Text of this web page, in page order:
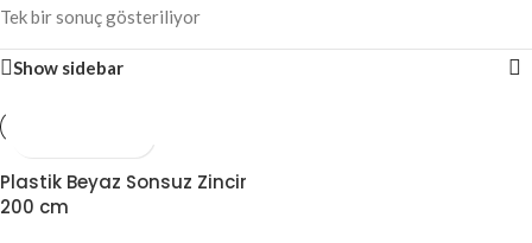
Tek bir sonuç gösteriliyor
Show sidebar
Plastik Beyaz Sonsuz Zincir
200 cm